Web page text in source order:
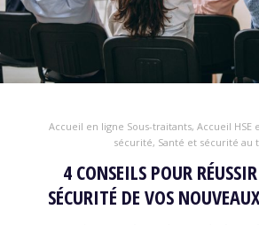
Accueil en ligne Sous-traitants, Accueil HSE
sécurité, Santé et sécurité au
4 CONSEILS POUR
SÉCURITÉ DE VOS